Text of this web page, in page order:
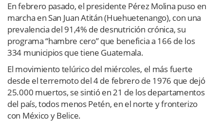
En febrero pasado, el presidente Pérez Molina puso en
marcha en San Juan Atitán (Huehuetenango), con una
prevalencia del 91,4% de desnutrición crónica, su
programa “hambre cero” que beneficia a 166 de los
334 municipios que tiene Guatemala.
El movimiento telúrico del miércoles, el más fuerte
desde el terremoto del 4 de febrero de 1976 que dejó
25.000 muertos, se sintió en 21 de los departamentos
del país, todos menos Petén, en el norte y fronterizo
con México y Belice.